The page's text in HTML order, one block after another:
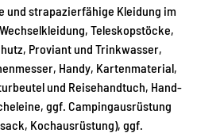
und strapazierfähige Kleidung im
Teleskopstöcke,
Proviant und Trinkwasser,
Handy, Kartenmaterial,
und Reisehandtuch, Hand-
ggf. Campingausrüstung
Kochausrüstung), ggf.